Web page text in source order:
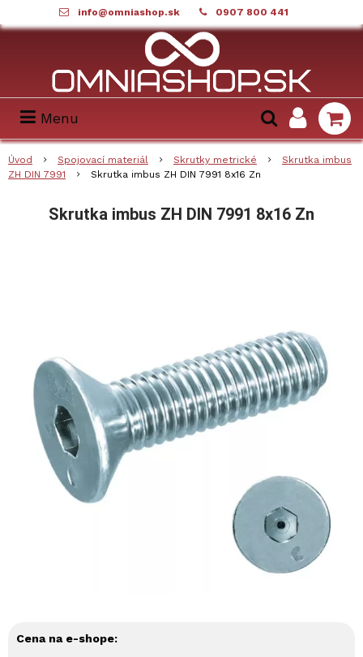
info@omniashop.sk 0907 800 441
Menu
Úvod Spojovací materiál Skrutky metrické
Skrutka imbus
ZH DIN 7991
Skrutka imbus ZH DIN 7991 8x16 Zn
Skrutka imbus ZH DIN 7991 8x16 Zn
Cena na e-shope: